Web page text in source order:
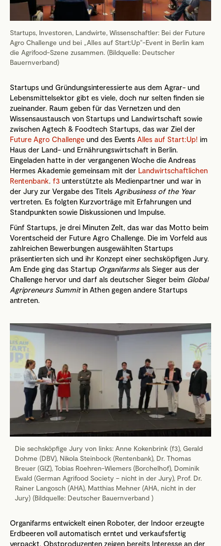
Startups, Investoren, Landwirte, Wissenschaftler: Bei der Future
Agro Challenge und bei „Alles auf Start:Up“-Event in Berlin kam
die Agrifood-Szene zusammen. (Bildquelle: Deutscher
Bauernverband)
Startups und Gründungsinteressierte aus dem Agrar- und
Lebensmittelsektor gibt es viele, doch nur selten finden sie
zueinander. Raum geben für das Vernetzen und den
Wissensaustausch von Startups und Landwirtschaft sowie
zwischen Agtech & Foodtech Startups, das war Ziel der
Future Agro Challenge und des Events Alles auf Start:Up! im
Haus der Land- und Ernährungswirtschaft in Berlin.
Eingeladen hatte in der vergangenen Woche die Andreas
Hermes Akademie gemeinsam mit der Landwirtschaftlichen
Rentenbank. f3 unterstützte als Medienpartner und war in
der Jury zur Vergabe des Titels Agribusiness of the Year
vertreten. Es folgten Kurzvorträge mit Erfahrungen und
Standpunkten sowie Diskussionen und Impulse.
Fünf Startups, je drei Minuten Zelt, das war das Motto beim
Vorentscheid der Future Agro Challenge. Die im Vorfeld aus
zahlreichen Bewerbungen ausgewählten Startups
präsentierten sich und ihr Konzept einer sechsköpfigen Jury.
Am Ende ging das Startup Organifarmsals Sieger aus der
Challenge hervor und darf als deutscher Sieger beim Global
Agripreneurs Summitin Athen gegen andere Startups
antreten.
Die sechsköpfige Jury von links: Anne Kokenbrink (f3), Gerald
Dohme (DBV), Nikola Steinbock (Rentenbank), Dr. Thomas
Breuer (GIZ), Tobias Roehren-Wiemers (Borchelhof), Dominik
Ewald (German Agrifood Society – nicht in der Jury), Prof. Dr.
Rainer Langosch (AHA), Matthias Mehner (AHA, nicht in der
Jury) (Bildquelle: Deutscher Bauernverband )
Organifarms entwickelt einen Roboter, der Indoor erzeugte
Erdbeeren voll automatisch erntet und verkaufsfertig
verpackt. Obstproduzenten zeigen bereits Interesse an der